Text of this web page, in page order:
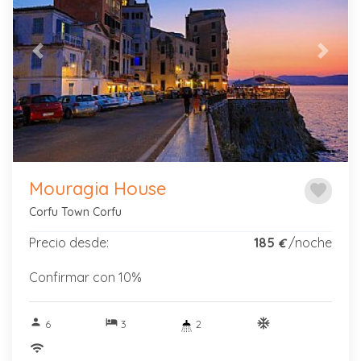
Previous Next
favorite
Mouragia House
Corfu Town Corfu
Precio desde: 185 €/noche
Confirmar con 10%
person 6 hotel3 2
ac_unitif
wifi